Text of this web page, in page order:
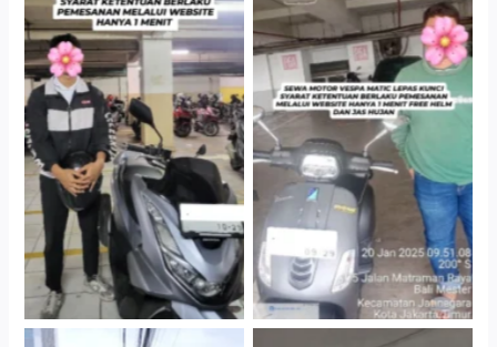
Hotel Kartika Chandra,
Jakarta Selatan
Cityplaza Jatinegara
Gedung Parkir P6A